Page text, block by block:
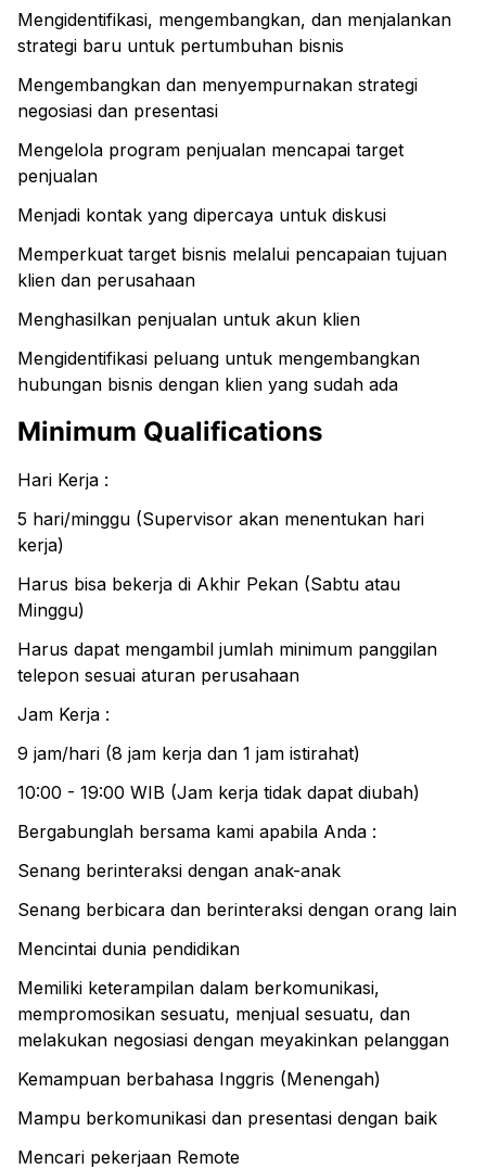
Mengidentifikasi, mengembangkan, dan menjalankan
strategi baru untuk pertumbuhan bisnis
Mengembangkan dan menyempurnakan strategi
negosiasi dan presentasi
Mengelola program penjualan mencapai target
penjualan
Menjadi kontak yang dipercaya untuk diskusi
Memperkuat target bisnis melalui pencapaian tujuan
klien dan perusahaan
Menghasilkan penjualan untuk akun klien
Mengidentifikasi peluang untuk mengembangkan
hubungan bisnis dengan klien yang sudah ada
Minimum Qualifications
Hari Kerja :
5 hari/minggu (Supervisor akan menentukan hari
kerja)
Harus bisa bekerja di Akhir Pekan (Sabtu atau
Minggu)
Harus dapat mengambil jumlah minimum panggilan
telepon sesuai aturan perusahaan
Jam Kerja :
9 jam/hari (8 jam kerja dan 1 jam istirahat)
10:00 - 19:00 WIB (Jam kerja tidak dapat diubah)
Bergabunglah bersama kami apabila Anda :
Senang berinteraksi dengan anak-anak
Senang berbicara dan berinteraksi dengan orang lain
Mencintai dunia pendidikan
Memiliki keterampilan dalam berkomunikasi,
mempromosikan sesuatu, menjual sesuatu, dan
melakukan negosiasi dengan meyakinkan pelanggan
Kemampuan berbahasa Inggris (Menengah)
Mampu berkomunikasi dan presentasi dengan baik
Mencari pekerjaan Remote